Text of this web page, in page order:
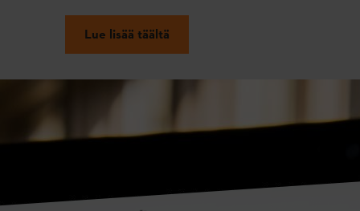
Lue lisää täältä